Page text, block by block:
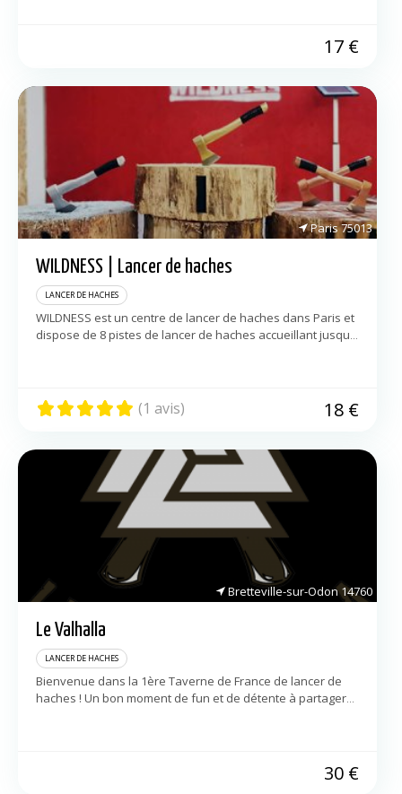
17 €
Paris75013
WILDNESS | Lancer de haches
LANCER DE HACHES
WILDNESS est un centre de lancer de haches dans Paris et
dispose de 8 pistes de lancer de haches accueillant jusqu’à
(1 avis) 18 €
Bretteville-sur-Odon 14760
Le Valhalla
LANCER DE HACHES
Bienvenue dans la 1ère Taverne de France de lancer de
haches ! Un bon moment de fun et de détente à partager
30 €